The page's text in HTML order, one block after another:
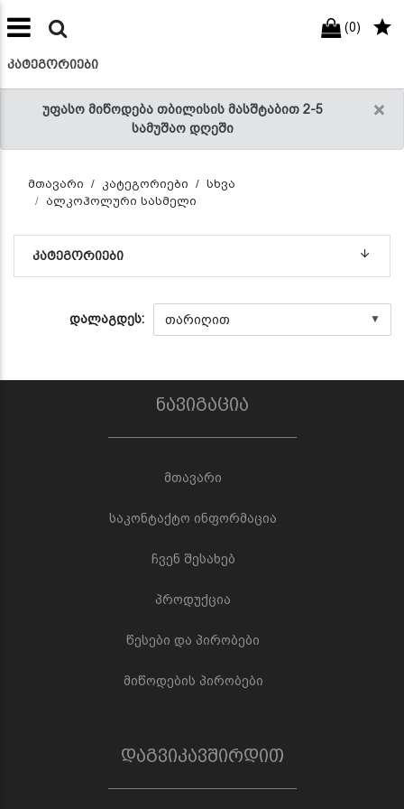
×
უფასო მიწოდება თბილისის მასშტაბით 2-5
სამუშაო დღეში
(0)
ᲙᲐᲢᲔᲒᲝᲠᲘᲔᲑᲘ
მთავარი კატეგორიები
სხვა
ალკოჰოლური სასმელი
ᲙᲐᲢᲔᲒᲝᲠᲘᲔᲑᲘ
დალაგდეს: ▼
ნავიგაცია
მთავარი
საკონტაქტო ინფორმაცია
ჩვენ შესახებ
პროდუქცია
წესები და პირობები
მიწოდების პირობები
დაგვიკავშირდით